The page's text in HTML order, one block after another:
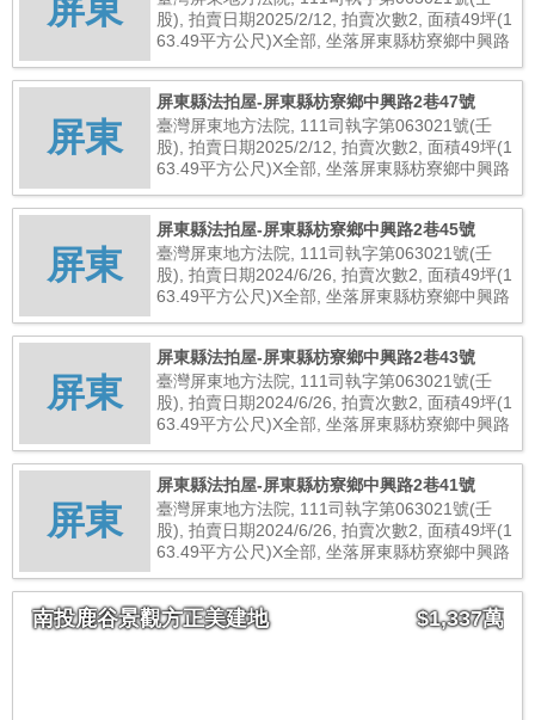
屏東
股), 拍賣日期2025/2/12, 拍賣次數2, 面積49坪(1
63.49平方公尺)X全部, 坐落屏東縣枋寮鄉中興路
屏東
屏東縣法拍屋-屏東縣枋寮鄉中興路2巷47號
臺灣屏東地方法院, 111司執字第063021號(壬
股), 拍賣日期2025/2/12, 拍賣次數2, 面積49坪(1
63.49平方公尺)X全部, 坐落屏東縣枋寮鄉中興路
屏東
屏東縣法拍屋-屏東縣枋寮鄉中興路2巷45號
臺灣屏東地方法院, 111司執字第063021號(壬
股), 拍賣日期2024/6/26, 拍賣次數2, 面積49坪(1
63.49平方公尺)X全部, 坐落屏東縣枋寮鄉中興路
屏東
屏東縣法拍屋-屏東縣枋寮鄉中興路2巷43號
臺灣屏東地方法院, 111司執字第063021號(壬
股), 拍賣日期2024/6/26, 拍賣次數2, 面積49坪(1
63.49平方公尺)X全部, 坐落屏東縣枋寮鄉中興路
屏東
屏東縣法拍屋-屏東縣枋寮鄉中興路2巷41號
臺灣屏東地方法院, 111司執字第063021號(壬
股), 拍賣日期2024/6/26, 拍賣次數2, 面積49坪(1
63.49平方公尺)X全部, 坐落屏東縣枋寮鄉中興路
南投鹿谷景觀方正美建地 $1,337萬